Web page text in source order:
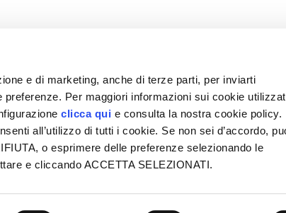
e di marketing, anche di terze parti, per inviarti
Per maggiori informazioni sui cookie
clicca qui e consulta la nostra cookie policy.
all’utilizzo di tutti i cookie. Se non sei d’accordo,
o esprimere delle preferenze selezionando le
e cliccando ACCETTA SELEZIONATI.
IN CAMPAGNA
Note legali
Privacy-
Cookie
SEZIONI
Giardino
Orto
Frutteto
Allevamenti
Cucina
Prodotti